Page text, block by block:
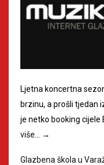
Ljetna koncertna
brzinu, a prošli tjedan
je netko booking cijele
više…
→
Glazbena škola u